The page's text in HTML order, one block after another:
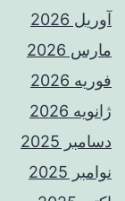
آوریل 2026
مارس 2026
فوریه 2026
ژانویه 2026
دسامبر 2025
نوامبر 2025